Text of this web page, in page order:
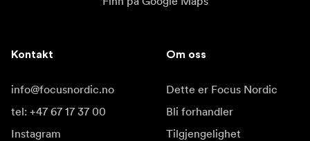
Kontakt
info@focusnordic.no
tel: +47 67 17 37 00
Instagram
Om oss
Dette er Focus Nordic
Bli forhandler
Tilgjengelighet